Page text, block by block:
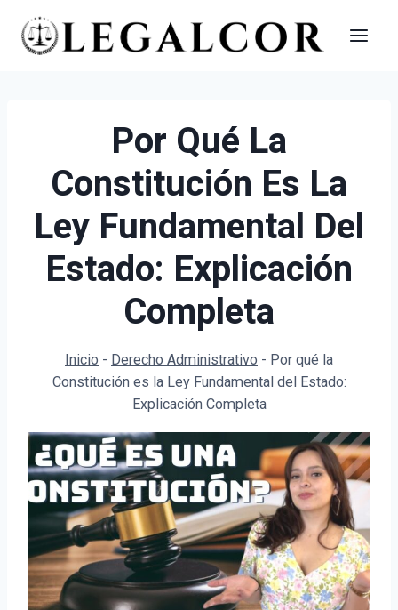
Saltar
Por Qué La
Constitución Es La
Ley Fundamental Del
Estado: Explicación
Completa
Inicio - Derecho Administrativo - Por qué la
Constitución es la Ley Fundamental del Estado:
Explicación Completa